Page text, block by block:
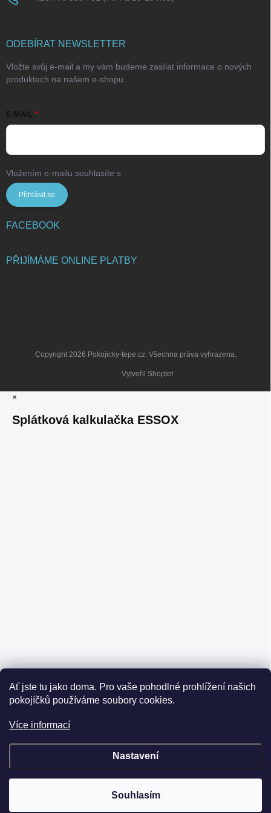
Ať jste tu jako doma. Pro vaše pohodlné prohlížení našich
pokojíčků používáme soubory cookies.
Více informací
Nastavení
Souhlasím
ODEBÍRAT NEWSLETTER
Vložte svůj e-mail a my vám budeme zasílat informace o nových
produktech na našem e-shopu.
E-MAIL
Vložením e-mailu souhlasíte s
Přihlásit se
FACEBOOK
PŘIJÍMÁME ONLINE PLATBY
Vytvořil Shoptet
Copyright 2026 Pokojicky-tepe.cz. Všechna práva vyhrazena.
×
Splátková kalkulačka ESSOX